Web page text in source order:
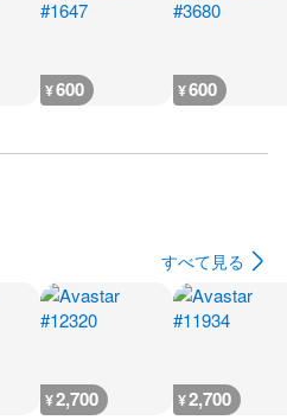
¥600 ¥600
すべて見る
¥2,700 ¥2,700